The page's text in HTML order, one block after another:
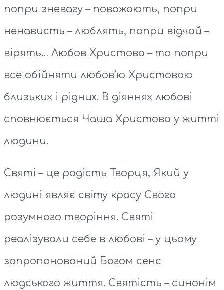
попри зневагу – поважають, попри
ненависть – люблять, попри відчай –
вірять… Любов Христова – то попри
все обійняти любов’ю Христовою
близьких і рідних. В діяннях любові
сповнюється Чаша Христова у житті
людини.
Святі – це радість Творця, Який у
людині являє світу красу Свого
розумного творіння. Святі
реалізували себе в любові – у цьому
запропонований Богом сенс
людського життя. Святість – синонім